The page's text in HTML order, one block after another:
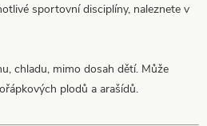
sportovní disciplíny, naleznete v
chladu, mimo dosah dětí. Může
plodů a arašídů.